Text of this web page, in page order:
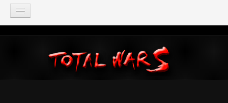
TOTAL WAR
Total War: Three Kingdoms
Total War: Warhammer